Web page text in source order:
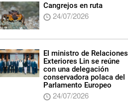
Cangrejos en ruta
24/07/2026
El ministro de Relaciones
Exteriores Lin se reúne
con una delegación
conservadora polaca del
Parlamento Europeo
24/07/2026